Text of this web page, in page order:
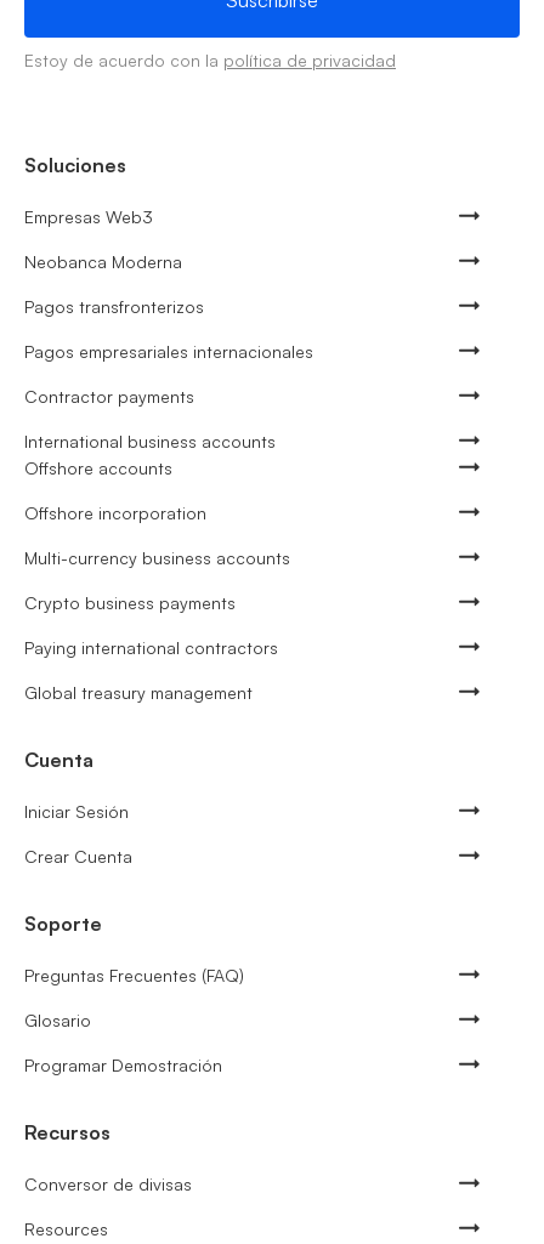
Estoy de acuerdo con la política de privacidad
Soluciones
Empresas Web3
Neobanca Moderna
Pagos transfronterizos
Pagos empresariales internacionales
Contractor payments
International business accounts
Offshore accounts
Offshore incorporation
Multi-currency business accounts
Crypto business payments
Paying international contractors
Global treasury management
Cuenta
Iniciar Sesión
Crear Cuenta
Soporte
Preguntas Frecuentes (FAQ)
Glosario
Programar Demostración
Recursos
Conversor de divisas
Resources